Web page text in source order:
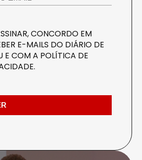
CONCORDO EM
E-MAILS DO DIÁRIO DE
E COM A POLÍTICA DE
.